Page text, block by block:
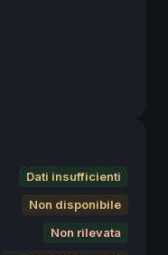
Dati insufficienti
Non disponibile
Non rilevata